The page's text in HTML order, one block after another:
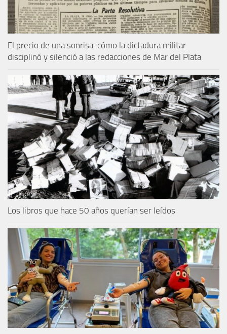
El precio de una sonrisa: cómo la dictadura militar
disciplinó y silenció a las redacciones de Mar del Plata
Los libros que hace 50 años querían ser leídos